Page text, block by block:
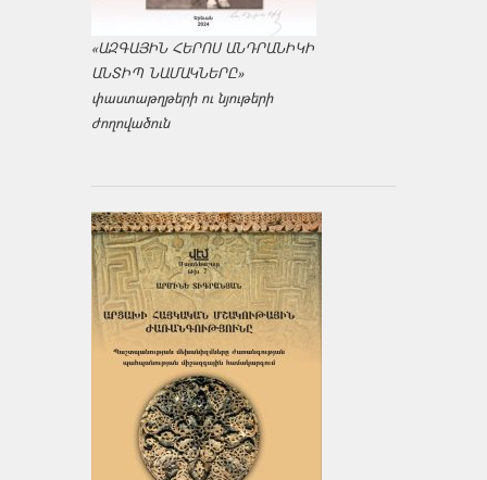
«ԱԶԳԱՅԻՆ ՀԵՐՈՍ ԱՆԴՐԱՆԻԿԻ
ԱՆՏԻՊ ՆԱՄԱԿՆԵՐԸ»
փաստաթղթերի ու նյութերի
ժողովածուն